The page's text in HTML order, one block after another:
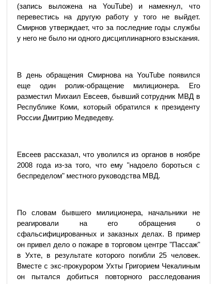
(запись выложена на YouTube) и намекнул, что
перевестись на другую работу у того не выйдет.
Смирнов утверждает, что за последние годы службы
у него не было ни одного дисциплинарного взыскания.
В день обращения Смирнова на YouTube появился
еще один ролик-обращение милиционера. Его
разместил Михаил Евсеев, бывший сотрудник МВД в
Республике Коми, который обратился к президенту
России Дмитрию Медведеву.
Евсеев рассказал, что уволился из органов в ноябре
2008 года из-за того, что ему "надоело бороться с
беспределом" местного руководства МВД.
По словам бывшего милиционера, начальники не
реагировали на его обращения о
сфальсифицированных и заказных делах. В пример
он привел дело о пожаре в торговом центре "Пассаж"
в Ухте, в результате которого погибли 25 человек.
Вместе с экс-прокурором Ухты Григорием Чекалиным
он пытался добиться повторного расследования